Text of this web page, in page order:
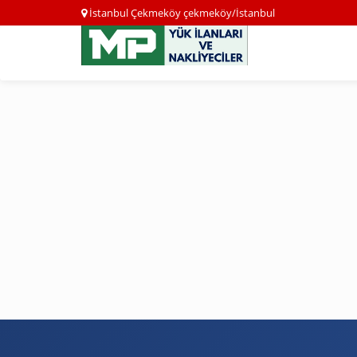
İstanbul Çekmeköy çekmeköy/İstanbul